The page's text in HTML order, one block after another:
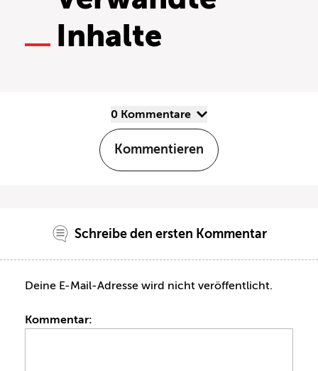
Inhalte
0 Kommentare
Kommentieren
Schreibe den ersten Kommentar
Deine E-Mail-Adresse wird nicht veröffentlicht.
Kommentar: